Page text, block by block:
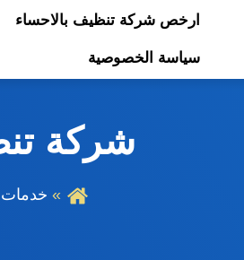
ارخص شركة تنظيف بالاحساء
سياسة الخصوصية
شركة
خدمات